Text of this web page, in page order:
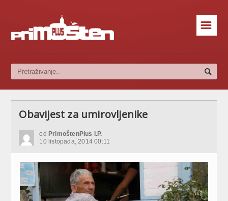
☰
Obavijest za umirovljenike
od PrimoštenPlus I.P.
10 listopada, 2014 00:11